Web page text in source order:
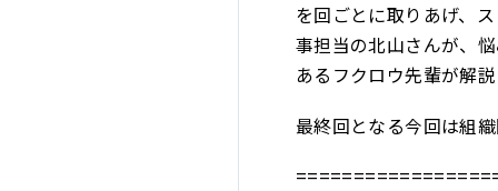
を回ごとに取りあげ、
事担当の北山さんが、
あるフクロウ先輩が解説
最終回となる今回は組